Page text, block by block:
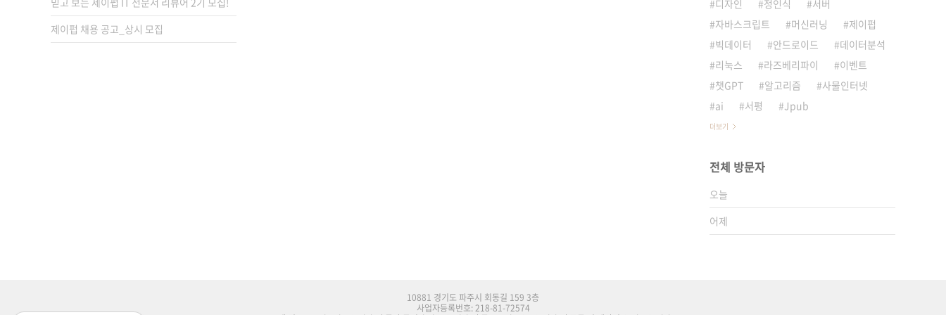
제이펍 채용 공고_상시 모집
디자인
정인식
서버
자바스크립트
머신러닝
제이펍
빅데이터
안드로이드
데이터분석
리눅스
라즈베리파이
이벤트
챗GPT
알고리즘
사물인터넷
ai
서평 Jpub
더보기
전체 방문자
오늘
어제
10881 경기도 파주시 회동길 159 3층
사업자등록번호: 218-81-72574